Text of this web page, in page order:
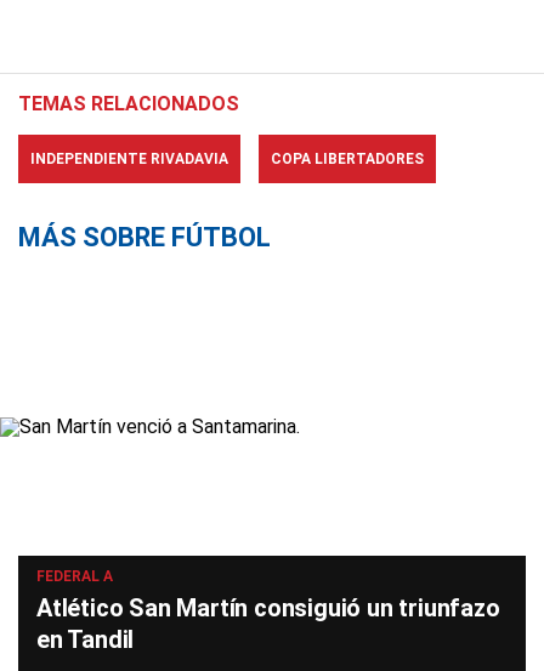
TEMAS RELACIONADOS
INDEPENDIENTE RIVADAVIA COPA LIBERTADORES
MÁS SOBRE FÚTBOL
FEDERAL A
Atlético San Martín consiguió un triunfazo
en Tandil